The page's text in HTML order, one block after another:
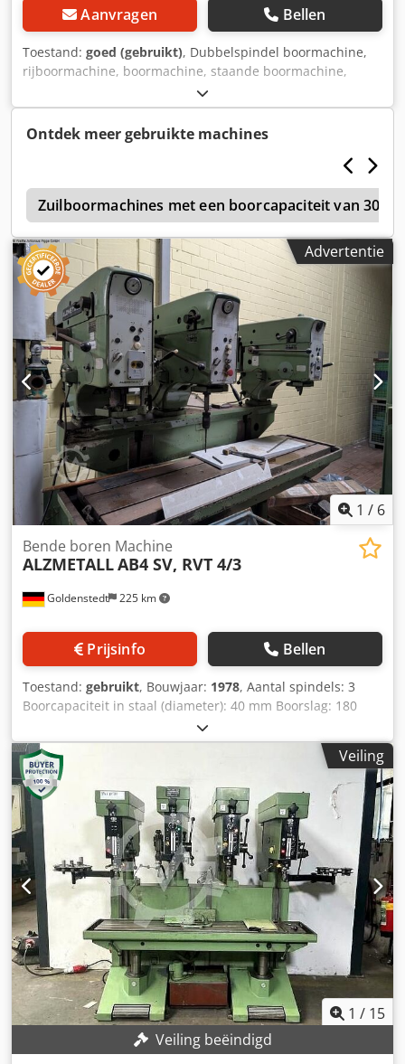
Aanvragen Bellen
Toestand: goed (gebruikt), Dubbelspindel boormachine,
rijboormachine, boormachine, staande boormachine,
kolomboormachine -Spindelopname: B13 -Tafelafmeting:
300 x 1100 mm -Uitslag: 150/180 mm -Spindelslag: 50/70
mm Chsdeb A Ikiopfx Agrja -Gewicht: ca. 200 kg
Ontdek meer gebruikte machines
Zuilboormachines met een boorcapaciteit van 30-
Advertentie
1 / 6
Goldenstedt 225 km
Bende boren Machine
ALZMETALLAB4 SV, RVT 4/3
Prijsinfo Bellen
Toestand: gebruikt, Bouwjaar: 1978, Aantal spindels: 3
Boorcapaciteit in staal (diameter): 40 mm Boorslag: 180
mm Machinegewicht ca. 2,3 t inclusief koelsysteem
verdere gegevens zie afbeelding Chjdod Ih S Sopfx Agrea
Veiling
1 / 15
Veiling beëindigd